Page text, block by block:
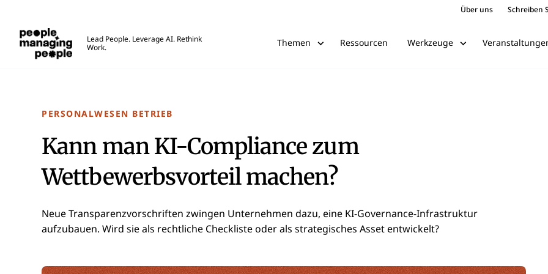
Über uns Schreiben
Lead People. Leverage AI. Rethink
Work.
Themen Ressourcen Werkzeuge
PERSONALWESEN BETRIEB
Kann man KI-Compliance zum
Wettbewerbsvorteil machen?
Neue Transparenzvorschriften zwingen Unternehmen dazu, eine KI-Governance-Infrastruktur
aufzubauen. Wird sie als rechtliche Checkliste oder als strategisches Asset entwickelt?